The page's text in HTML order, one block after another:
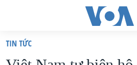
truy
TIN TỨC